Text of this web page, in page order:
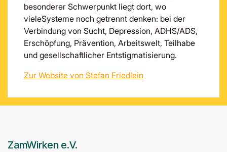
besonderer Schwerpunkt liegt dort, wo
vieleSysteme noch getrennt denken: bei der
Verbindung von Sucht, Depression, ADHS/ADS,
Erschöpfung, Prävention, Arbeitswelt, Teilhabe
und gesellschaftlicher Entstigmatisierung.
Zur Website von Stefan Friedlein
ZamWirken e.V.